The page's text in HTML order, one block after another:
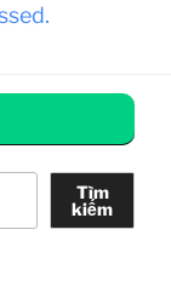
Tìm
kiếm